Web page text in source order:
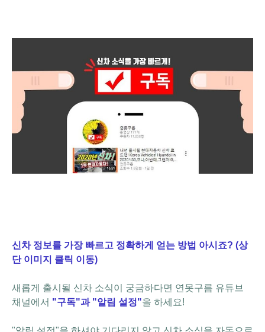
신차 정보를 가장 빠르고 정확하게 얻는 방법 아시죠? (상
단 이미지 클릭 이동)
새롭게 출시될 신차 소식이 궁금하다면 연못구름 유튜브
채널에서 "구독"과 "알림 설정"을 하세요!